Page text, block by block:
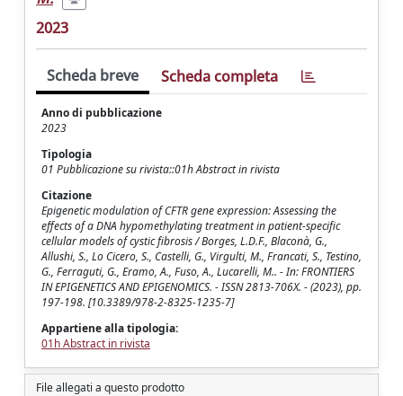
2023
Scheda breve Scheda completa
Anno di pubblicazione
2023
Tipologia
01 Pubblicazione su rivista::01h Abstract in rivista
Citazione
Epigenetic modulation of CFTR gene expression: Assessing the
effects of a DNA hypomethylating treatment in patient-specific
cellular models of cystic fibrosis / Borges, L.D.F., Blaconà, G.,
Allushi, S., Lo Cicero, S., Castelli, G., Virgulti, M., Francati, S., Testino,
G., Ferraguti, G., Eramo, A., Fuso, A., Lucarelli, M.. - In: FRONTIERS
IN EPIGENETICS AND EPIGENOMICS. - ISSN 2813-706X. - (2023), pp.
197-198. [10.3389/978-2-8325-1235-7]
Appartiene alla tipologia:
01h Abstract in rivista
File allegati a questo prodotto